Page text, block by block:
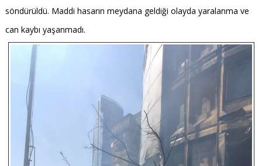
söndürüldü. Maddi hasarın meydana geldiği olayda yaralanma ve
can kaybı yaşanmadı.